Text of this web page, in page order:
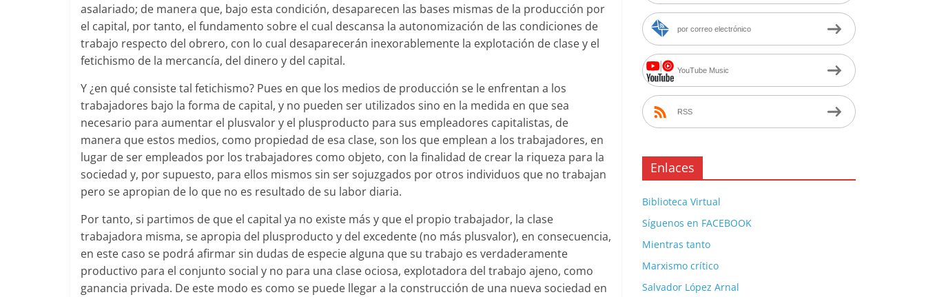
asalariado; de manera que, bajo esta condición, desaparecen las bases mismas de la producción por
el capital, por tanto, el fundamento sobre el cual descansa la autonomización de las condiciones de
trabajo respecto del obrero, con lo cual desaparecerán inexorablemente la explotación de clase y el
fetichismo de la mercancía, del dinero y del capital.
Y ¿en qué consiste tal fetichismo? Pues en que los medios de producción se le enfrentan a los
trabajadores bajo la forma de capital, y no pueden ser utilizados sino en la medida en que sea
necesario para aumentar el plusvalor y el plusproducto para sus empleadores capitalistas, de
manera que estos medios, como propiedad de esa clase, son los que emplean a los trabajadores, en
lugar de ser empleados por los trabajadores como objeto, con la finalidad de crear la riqueza para la
sociedad y, por supuesto, para ellos mismos sin ser sojuzgados por otros individuos que no trabajan
pero se apropian de lo que no es resultado de su labor diaria.
Por tanto, si partimos de que el capital ya no existe más y que el propio trabajador, la clase
trabajadora misma, se apropia del plusproducto y del excedente (no más plusvalor), en consecuencia,
en este caso se podrá afirmar sin dudas de especie alguna que su trabajo es verdaderamente
productivo para el conjunto social y no para una clase ociosa, explotadora del trabajo ajeno, como
ganancia privada. De este modo es como se puede llegar a la construcción de una nueva sociedad en
por correo electrónico
YouTube Music
RSS
Enlaces
Biblioteca Virtual
Síguenos en FACEBOOK
Mientras tanto
Marxismo crítico
Salvador López Arnal